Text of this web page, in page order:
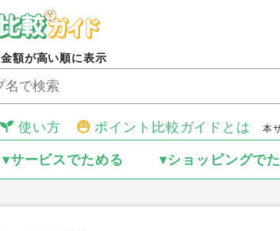
金額が高い順に表示
使い方 ポイント比較ガイドとは 本
▾サービスでためる ▾ショッピングで